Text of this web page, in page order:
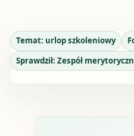
Temat: urlop szkoleniowy
Sprawdził: Zespół